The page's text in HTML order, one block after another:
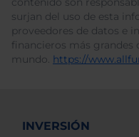
surjan del uso de esta
proveedores de datos e
financieros más grandes
mundo. https://
INVERSIÓN